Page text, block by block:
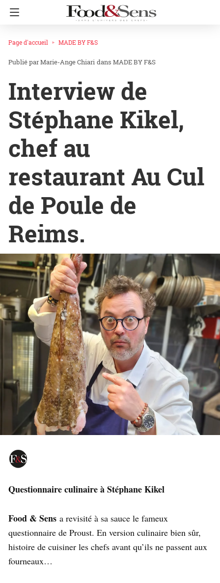
Page d'accueil MADE BY F&S
Marie-Ange Chiari dans MADE BY F&S
Interview de
Stéphane Kikel,
chef au
restaurant Au Cul
de Poule de
Reims.
Questionnaire culinaire à Stéphane Kikel
Food & Sens a revisité à sa sauce le fameux
questionnaire de Proust. En version culinaire bien sûr,
histoire de cuisiner les chefs avant qu’ils ne passent aux
fourneaux…